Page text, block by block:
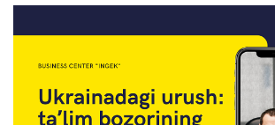
Qidirish